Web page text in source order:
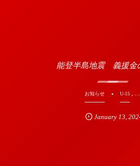
能登半島地震 義援金
お知らせ U-15 , …
January 13,